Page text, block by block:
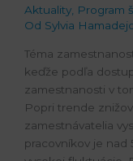
Aktuality, Program
Od Sylvia
Téma
keďže podľa
zamestnanosti v
Popri trende
zamestnávatelia
pracovníkov je nad